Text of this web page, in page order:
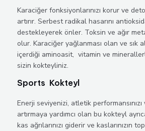
Karaciğer fonksiyonlarınızı korur ve
artırır. Serbest radikal hasarını
destekleyerek önler. Toksin ve ağır metal
olur. Karaciğer yağlanması olan ve sık
içerdiği aminoasit, vitamin ve
sizin kokteyliniz.
Sports Kokteyl
Enerji seviyenizi, atletik performansınızı
artırmaya yardımcı olan bu kokteyl
kas ağrılarınızı giderir ve kaslarınızın